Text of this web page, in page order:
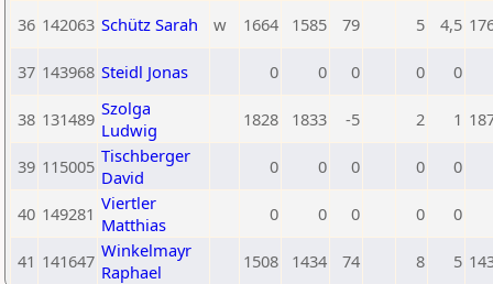
36 142063 Schütz Sarah w 1664 1585 79 5 4,5
37 143968 Steidl Jonas 0 0 0 0 0
38 131489 Szolga
Ludwig
1828 1833 -5 2 1
39 115005 Tischberger
David
0 0 0 0 0
40 149281 Viertler
Matthias
0 0 0 0 0
41 141647 Winkelmayr
Raphael
1508 1434 74 8 5